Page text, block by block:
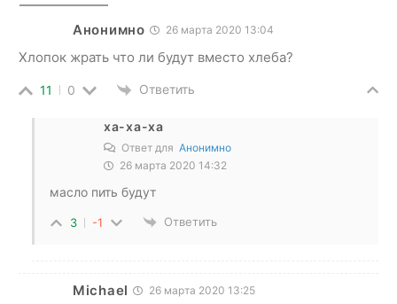
Анонимно 26 марта 2020 13:04
Хлопок жрать что ли будут вместо хлеба?
11 0 Ответить
ха-ха-ха
Ответ для Анонимно
26 марта 2020 14:32
масло пить будут
3 -1 Ответить
Michael 26 марта 2020 13:25